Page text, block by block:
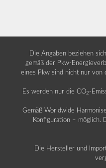
Die Angaben beziehen
gemäß der Pkw-
eines Pkw sind nicht nur von
Es werden nur die CO2 -
Gemäß Worldwide
Konfiguration – möglich.
Die Hersteller und